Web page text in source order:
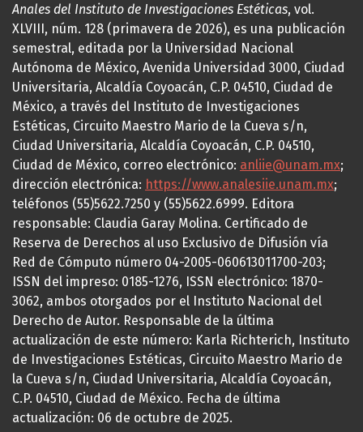
Anales del Instituto de Investigaciones Estéticas, vol.
XLVIII, núm. 128 (primavera de 2026), es una publicación
semestral, editada por la Universidad Nacional
Autónoma de México, Avenida Universidad 3000, Ciudad
Universitaria, Alcaldía Coyoacán, C.P. 04510, Ciudad de
México, a través del Instituto de Investigaciones
Estéticas, Circuito Maestro Mario de la Cueva s/n,
Ciudad Universitaria, Alcaldía Coyoacán, C.P. 04510,
Ciudad de México, correo electrónico: anliie@unam.mx;
dirección electrónica: https://www.analesiie.unam.mx;
teléfonos (55)5622.7250 y (55)5622.6999. Editora
responsable: Claudia Garay Molina. Certificado de
Reserva de Derechos al uso Exclusivo de Difusión vía
Red de Cómputo número 04-2005-060613011700-203;
ISSN del impreso: 0185-1276, ISSN electrónico: 1870-
3062, ambos otorgados por el Instituto Nacional del
Derecho de Autor. Responsable de la última
actualización de este número: Karla Richterich, Instituto
de Investigaciones Estéticas, Circuito Maestro Mario de
la Cueva s/n, Ciudad Universitaria, Alcaldía Coyoacán,
C.P. 04510, Ciudad de México. Fecha de última
actualización: 06 de octubre de 2025.